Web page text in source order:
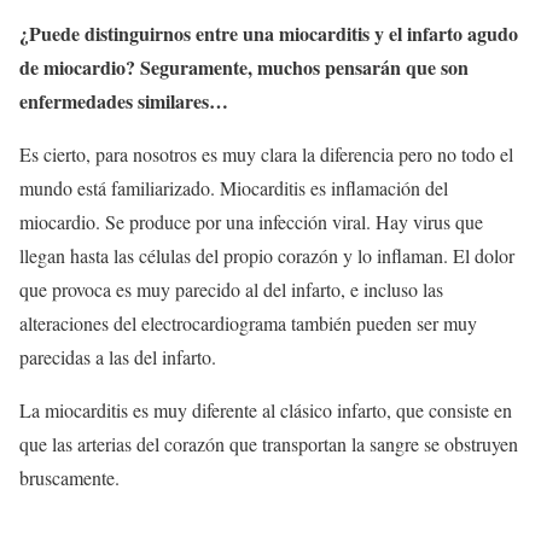
¿Puede distinguirnos entre una miocarditis y el infarto agudo
de miocardio? Seguramente, muchos pensarán que son
enfermedades similares…
Es cierto, para nosotros es muy clara la diferencia pero no todo el
mundo está familiarizado. Miocarditis es inflamación del
miocardio. Se produce por una infección viral. Hay virus que
llegan hasta las células del propio corazón y lo inflaman. El dolor
que provoca es muy parecido al del infarto, e incluso las
alteraciones del electrocardiograma también pueden ser muy
parecidas a las del infarto.
La miocarditis es muy diferente al clásico infarto, que consiste en
que las arterias del corazón que transportan la sangre se obstruyen
bruscamente.